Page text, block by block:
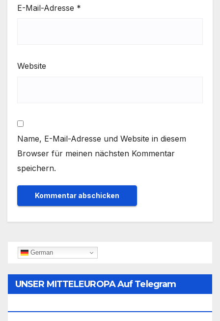
E-Mail-Adresse *
Website
Name, E-Mail-Adresse und Website in diesem
Browser für meinen nächsten Kommentar
speichern.
German
UNSER MITTELEUROPA Auf Telegram